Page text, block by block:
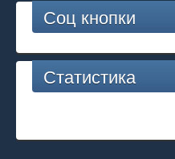
Соц кнопки
Статистика